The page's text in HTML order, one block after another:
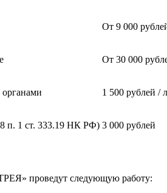
От 9 000
От 30 000
1 500 рублей /
8 п. 1 ст. 333.19 НК РФ) 3 000 рублей
проведут следующую работу: